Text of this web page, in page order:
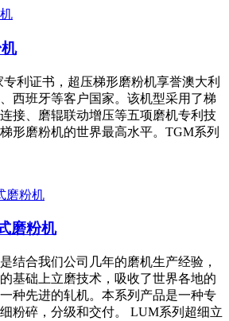
利证书，超压梯形磨粉机享誉澳大利
西班牙等客户国家。该机型采用了梯
接、磨辊联动增压等五项磨机专利技
形磨粉机的世界最高水平。TGM系列
磨粉机
结合我们公司几年的磨机生产经验，
基础上立磨技术，吸收了世界各地的
种先进的轧机。本系列产品是一种专
粉碎，分级和交付。 LUM系列超细立